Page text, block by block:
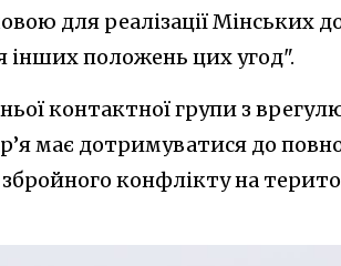
для реалізації Мінських
інших положень цих угод".
контактної групи з
має дотримуватися до
конфлікту на